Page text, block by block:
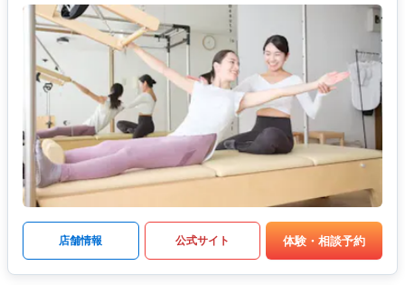
店舗情報 公式サイト 体験・相談予約